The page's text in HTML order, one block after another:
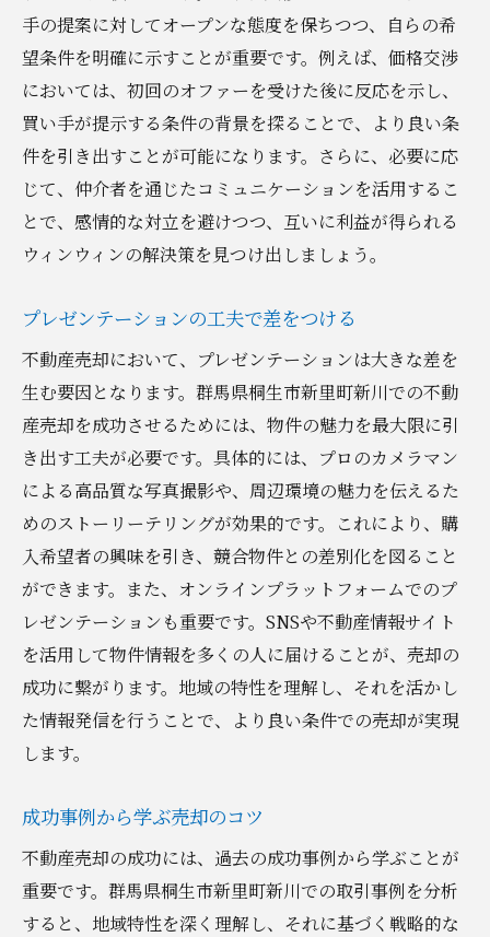
手の提案に対してオープンな態度を保ちつつ、自らの希
望条件を明確に示すことが重要です。例えば、価格交渉
においては、初回のオファーを受けた後に反応を示し、
買い手が提示する条件の背景を探ることで、より良い条
件を引き出すことが可能になります。さらに、必要に応
じて、仲介者を通じたコミュニケーションを活用するこ
とで、感情的な対立を避けつつ、互いに利益が得られる
ウィンウィンの解決策を見つけ出しましょう。
プレゼンテーションの工夫で差をつける
不動産売却において、プレゼンテーションは大きな差を
生む要因となります。群馬県桐生市新里町新川での不動
産売却を成功させるためには、物件の魅力を最大限に引
き出す工夫が必要です。具体的には、プロのカメラマン
による高品質な写真撮影や、周辺環境の魅力を伝えるた
めのストーリーテリングが効果的です。これにより、購
入希望者の興味を引き、競合物件との差別化を図ること
ができます。また、オンラインプラットフォームでのプ
レゼンテーションも重要です。SNSや不動産情報サイト
を活用して物件情報を多くの人に届けることが、売却の
成功に繋がります。地域の特性を理解し、それを活かし
た情報発信を行うことで、より良い条件での売却が実現
します。
成功事例から学ぶ売却のコツ
不動産売却の成功には、過去の成功事例から学ぶことが
重要です。群馬県桐生市新里町新川での取引事例を分析
すると、地域特性を深く理解し、それに基づく戦略的な